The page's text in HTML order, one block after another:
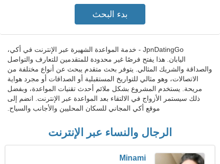
JpnDatingGo - خدمة المواعدة الشهيرة عبر الإنترنت في أكي،
اليابان. هذا يفتح فرصًا غير محدودة للمتقدمين للتعارف والتواصل
والصداقة والشريك المثالي. يتوفر بحث متقدم يبحث عن أنواع مختلفة من
الاتصالات، وهو مثالي للتواريخ المستقبلية أو الصداقات أو مجرد هواية
مريحة. يستخدم المشروع بشكل ملائم أحدث تقنيات المواعدة، وبفضل
ذلك سيستمر الأزواج في الالتقاء بعد المواعدة عبر الإنترنت. انضم إلى
موقع أكي المجاني للسكان المحليين والأجانب والسياح.
الرجال والنساء عبر الإنترنت
Minami